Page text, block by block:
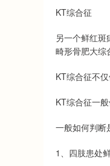
KT综合征
另一个鲜红
畸形骨肥大综
KT综合征不
KT综合征一
一般如何判断
1、四肢患处